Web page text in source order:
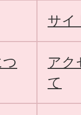
サイ
アク
て